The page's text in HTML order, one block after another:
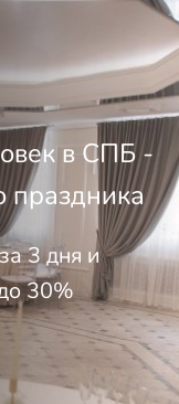
в СПБ -
праздника
3 дня и
30%